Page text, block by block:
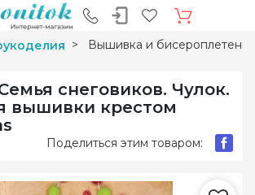
Вышивка и
снеговиков. Чулок.
вышивки крестом
Поделиться этим товаром: